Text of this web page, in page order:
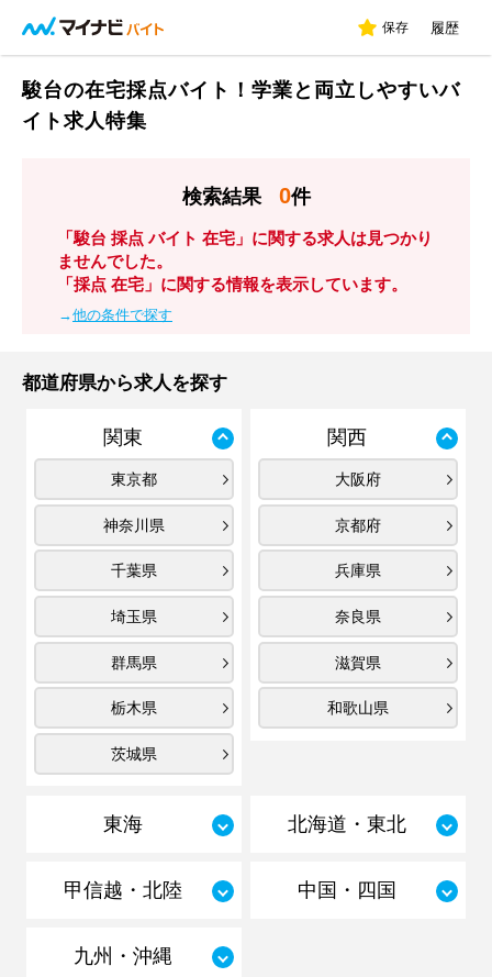
保存 履歴
駿台の在宅採点バイト！学業と両立しやすいバ
イト求人特集
検索結果 0件
「駿台 採点 バイト 在宅」に関する求人は見つかり
ませんでした。
「採点 在宅」に関する情報を表示しています。
→他の条件で探す
都道府県から求人を探す
関東
東京都
神奈川県
千葉県
埼玉県
群馬県
栃木県
茨城県
関西
大阪府
京都府
兵庫県
奈良県
滋賀県
和歌山県
東海 北海道・東北
甲信越・北陸 中国・四国
九州・沖縄